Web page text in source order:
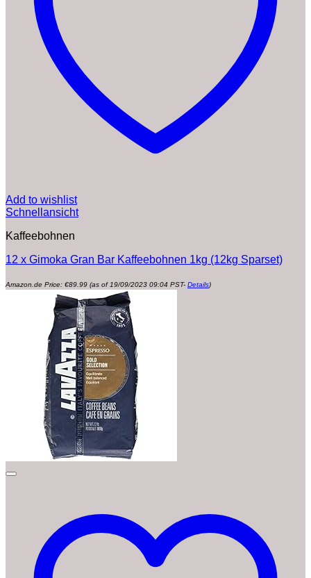
Add to wishlist
Schnellansicht
Kaffeebohnen
12 x Gimoka Gran Bar Kaffeebohnen 1kg (12kg Sparset)
Amazon.de Price: €89.99 (as of 19/09/2023 09:04 PST- Details)